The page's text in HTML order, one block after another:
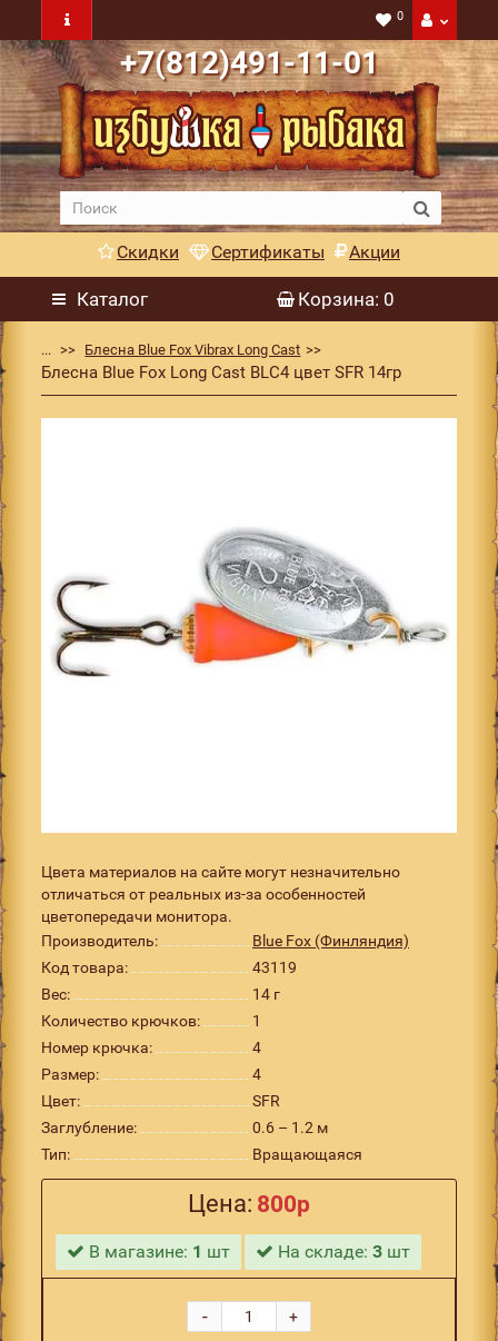
0
+7(812)491-11-01
Скидки Сертификаты Акции
Каталог Корзина: 0
... Блесна Blue Fox Vibrax Long Cast
Блесна Blue Fox Long Cast BLC4 цвет SFR 14гр
Цвета материалов на сайте могут незначительно
отличаться от реальных из-за особенностей
цветопередачи монитора.
Производитель:
Blue Fox (Финляндия)
Код товара:
43119
Вес:
14 г
Количество крючков:
1
Номер крючка:
4
Размер:
4
Цвет:
SFR
Заглубление:
0.6 – 1.2 м
Тип:
Вращающаяся
Цена: 800р
В магазине: 1 шт На складе:3 шт
+
-